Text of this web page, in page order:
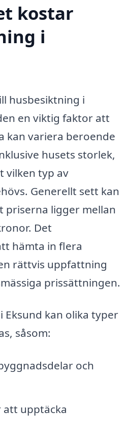
kostar
i
husbesiktning i
en viktig faktor att
kan variera beroende
husets storlek,
vilken typ av
Generellt sett kan
priserna ligger mellan
Det
hämta in flera
rättvis uppfattning
prissättningen.
Eksund kan olika typer
såsom:
och
upptäcka